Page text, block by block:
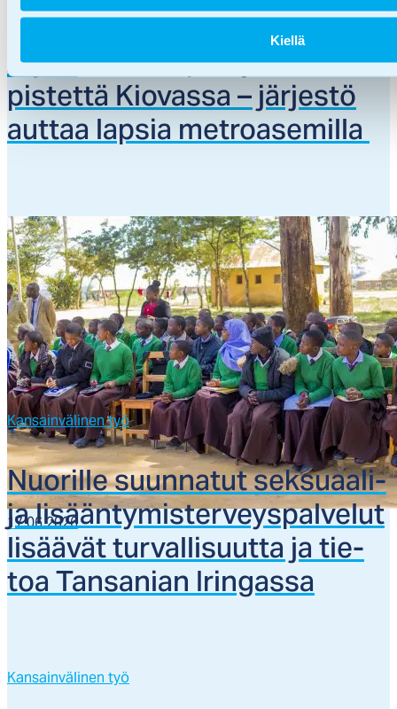
Kiellä
02.07.2026
Ve­nä­jän il­mais­ku vau­rioit­ti
myös SOS-Lap­si­ky­län toi­mi­
pis­tet­tä Kio­vas­sa – jär­jes­tö
aut­taa lap­sia met­roa­se­mil­la
17.06.2026
Kansainvälinen työ
Nuo­ril­le suun­na­tut sek­suaa­li-
ja li­sään­ty­mis­ter­veys­pal­ve­lut
li­sää­vät tur­val­li­suut­ta ja tie­
toa Tan­sa­nian Irin­gas­sa
Kansainvälinen työ